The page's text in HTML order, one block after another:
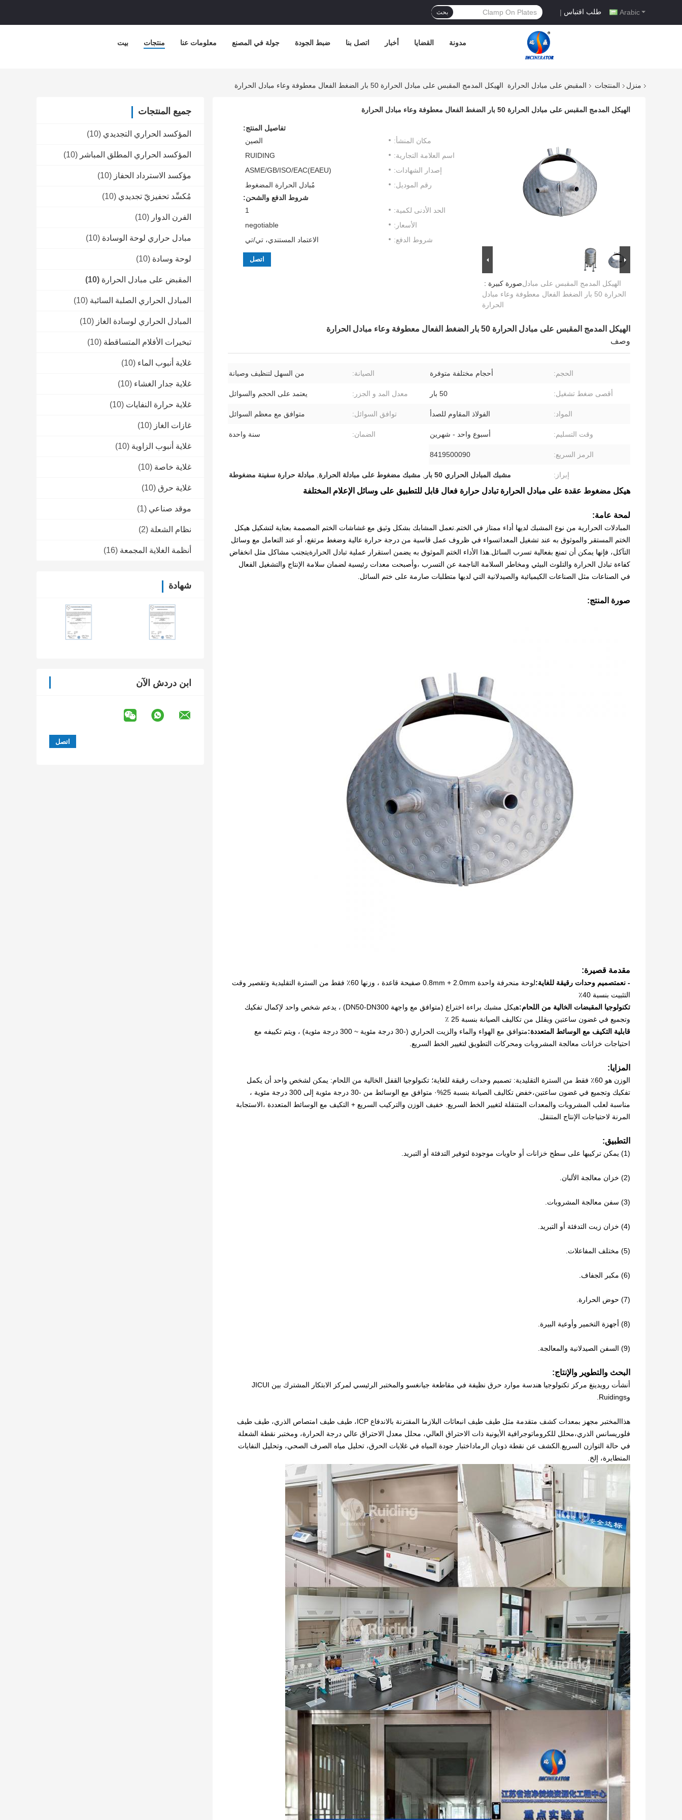
Arabic طلب اقتباس | بحث
بيت منتجات معلومات عنا جولة في المصنع ضبط الجودة اتصل بنا أخبار القضايا مدونة
منزل المنتجات المقبض على مبادل الحرارة الهيكل المدمج المقبس على مبادل الحرارة 50 بار الضغط الفعال معطوفة وعاء مبادل الحرارة
جميع المنتجات
المؤكسد الحراري التجديدي (10)
المؤكسد الحراري المطلق المباشر (10)
مؤكسد الاسترداد الحفاز (10)
مُكسِّد تحفيزيّ تجديدي (10)
الفرن الدوار (10)
مبادل حراري لوحة الوسادة (10)
لوحة وسادة (10)
المقبض على مبادل الحرارة (10)
المبادل الحراري الصلبة السائبة (10)
المبادل الحراري لوسادة الغاز (10)
تبخيرات الأفلام المتساقطة (10)
غلاية أنبوب الماء (10)
غلاية جدار الغشاء (10)
غلاية حرارة النفايات (10)
غازات الغاز (10)
غلاية أنبوب الزاوية (10)
غلاية خاصة (10)
غلاية حرق (10)
موقد صناعي (1)
نظام الشعلة (2)
أنظمة الغلاية المجمعة (16)
شهادة
ابن دردش الآن
الهيكل المدمج المقبس على مبادل الحرارة 50 بار الضغط الفعال معطوفة وعاء مبادل الحرارة
صورة كبيرة :الهيكل المدمج المقبس على مبادل
الحرارة 50 بار الضغط الفعال معطوفة وعاء مبادل
الحرارة
تفاصيل المنتج:
مكان المنشأ:
الصين
اسم العلامة التجارية:
RUIDING
إصدار الشهادات:
ASME/GB/ISO/EAC(EAEU)
رقم الموديل:
مُبادل الحرارة المضغوط
شروط الدفع والشحن:
الحد الأدنى لكمية:
1
الأسعار:
negotiable
شروط الدفع:
الاعتماد المستندي، تي/تي
اتصل
الهيكل المدمج المقبس على مبادل الحرارة 50 بار الضغط الفعال معطوفة وعاء مبادل الحرارة
وصف
الحجم: أحجام مختلفة متوفرة الصيانة: من السهل لتنظيف وصيانة
أقصى ضغط تشغيل: 50 بار معدل المد و الجزر: يعتمد على الحجم والسوائل
المواد: الفولاذ المقاوم للصدأ توافق السوائل: متوافق مع معظم السوائل
وقت التسليم: أسبوع واحد - شهرين الضمان: سنة واحدة
الرمز السريع: 8419500090
إبراز: مشبك المبادل الحراري 50 بار , مشبك مضغوط على مبادلة الحرارة, مبادلة حرارة سفينة مضغوطة
هيكل مضغوط عقدة على مبادل الحرارة تبادل حرارة فعال قابل للتطبيق على وسائل الإعلام المختلفة
لمحة عامة:
المبادلات الحرارية من نوع المشبك لديها أداء ممتاز في الختم.تعمل المشابك بشكل وثيق مع غشاشات الختم المصممة بعناية لتشكيل هيكل
الختم المستقر والموثوق به عند تشغيل المعداتسواء في ظروف عمل قاسية من درجة حرارة عالية وضغط مرتفع، أو عند التعامل مع وسائل
التآكل، فإنها يمكن أن تمنع بفعالية تسرب السائل.هذا الأداء الختم الموثوق به يضمن استقرار عملية تبادل الحرارةيتجنب مشاكل مثل انخفاض
كفاءة تبادل الحرارة والتلوث البيئي ومخاطر السلامة الناجمة عن التسرب ،وأصبحت معدات رئيسية لضمان سلامة الإنتاج والتشغيل الفعال
في الصناعات مثل الصناعات الكيميائية والصيدلانية التي لديها متطلبات صارمة على ختم السائل.
صورة المنتج:
مقدمة قصيرة:
- نعمتصميم وحدات رقيقة للغاية:
لوحة منحرفة واحدة 0.8mm + 2.0mm صفيحة قاعدة ، وزنها 60٪ فقط من السترة التقليدية وتقصير وقت
التثبيت بنسبة 40٪
تكنولوجيا المقبضات الخالية من اللحام:
هيكل مشبك براءة اختراع (متوافق مع واجهة DN50-DN300) ، يدعم شخص واحد لإكمال تفكيك
وتجميع في غضون ساعتين ويقلل من تكاليف الصيانة بنسبة 25 ٪
قابلية التكيف مع الوسائط المتعددة:
متوافق مع الهواء والماء والزيت الحراري (-30 درجة مئوية ~ 300 درجة مئوية) ، ويتم تكييفه مع
احتياجات خزانات معالجة المشروبات ومحركات التطويق لتغيير الخط السريع.
المزايا:
الوزن هو 60٪ فقط من السترة التقليدية: تصميم وحدات رقيقة للغاية؛ تكنولوجيا القفل الخالية من اللحام: يمكن لشخص واحد أن يكمل
تفكيك وتجميع في غضون ساعتين،خفض تكاليف الصيانة بنسبة 25%· متوافق مع الوسائط من -30 درجة مئوية إلى 300 درجة مئوية ،
مناسبة لعلب المشروبات والمعدات المتنقلة لتغيير الخط السريع. خفيف الوزن والتركيب السريع + التكيف مع الوسائط المتعددة ،الاستجابة
المرنة لاحتياجات الإنتاج المتنقل.
التطبيق:
(1) يمكن تركيبها على سطح خزانات أو حاويات موجودة لتوفير التدفئة أو التبريد.
(2) خزان معالجة الألبان.
(3) سفن معالجة المشروبات.
(4) خزان زيت التدفئة أو التبريد.
(5) مختلف المفاعلات.
(6) مكبر الجفاف.
(7) حوض الحرارة.
(8) أجهزة التخمير وأوعية البيرة.
(9) السفن الصيدلانية والمعالجة.
البحث والتطوير والإنتاج:
أنشأت رويدينغ مركز تكنولوجيا هندسة موارد حرق نظيفة في مقاطعة جيانغسو والمختبر الرئيسي لمركز الابتكار المشترك بين JICUI
وRuidings.
هذا
المختبر مجهز بمعدات كشف متقدمة مثل طيف طيف انبعاثات البلازما المقترنة بالاندفاع ICP، طيف طيف امتصاص الذري، طيف طيف
فلوريسانس الذري،محلل للكروماتوجرافية الأيونية ذات الاحتراق العالي، محلل معدل الاحتراق عالي درجة الحرارة، ومختبر نقطة الشعلة
في حالة التوازن السريع.الكشف عن نقطة ذوبان الرماداختبار جودة المياه في غلايات الحرق، تحليل مياه الصرف الصحي، وتحليل النفايات
المتطايرة، إلخ.